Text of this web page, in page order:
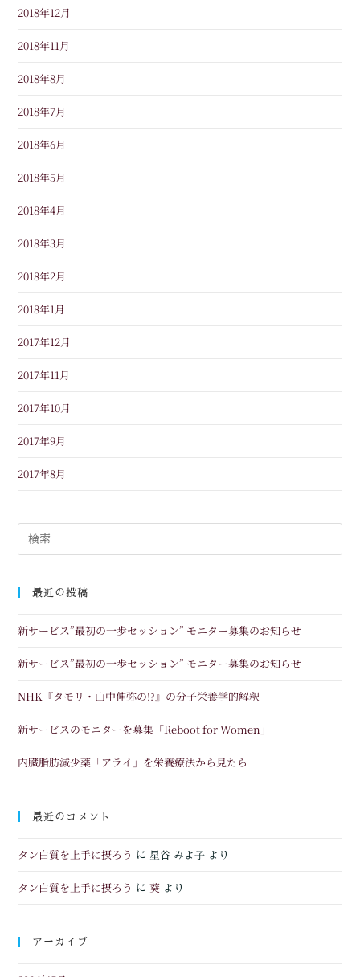
2018年12月
2018年11月
2018年8月
2018年7月
2018年6月
2018年5月
2018年4月
2018年3月
2018年2月
2018年1月
2017年12月
2017年11月
2017年10月
2017年9月
2017年8月
最近の投稿
新サービス”最初の一歩セッション” モニター募集のお知らせ
新サービス”最初の一歩セッション” モニター募集のお知らせ
NHK『タモリ・山中伸弥の!?』の分子栄養学的解釈
新サービスのモニターを募集「Reboot for Women」
内臓脂肪減少薬「アライ」を栄養療法から見たら
最近のコメント
タン白質を上手に摂ろう に 星谷 みよ子 より
タン白質を上手に摂ろう に葵 より
アーカイブ